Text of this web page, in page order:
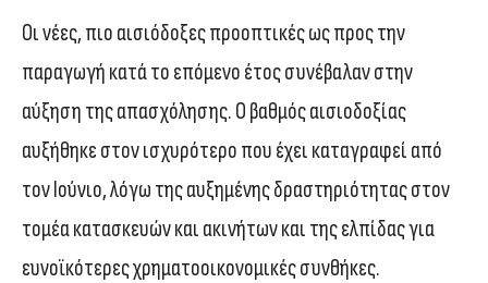
Οι νέες, πιο αισιόδοξες προοπτικές ως προς την
παραγωγή κατά το επόμενο έτος συνέβαλαν στην
αύξηση της απασχόλησης. Ο βαθμός αισιοδοξίας
αυξήθηκε στον ισχυρότερο που έχει καταγραφεί από
τον Ιούνιο, λόγω της αυξημένης δραστηριότητας στον
τομέα κατασκευών και ακινήτων και της ελπίδας για
ευνοϊκότερες χρηματοοικονομικές συνθήκες.